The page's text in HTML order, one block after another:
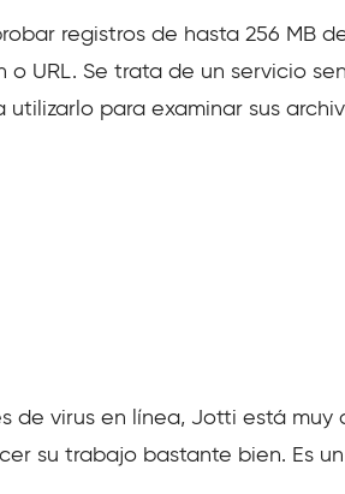
registros de hasta 256 MB
URL. Se trata de un servicio
utilizarlo para examinar sus
de virus en línea, Jotti está
su trabajo bastante bien. Es